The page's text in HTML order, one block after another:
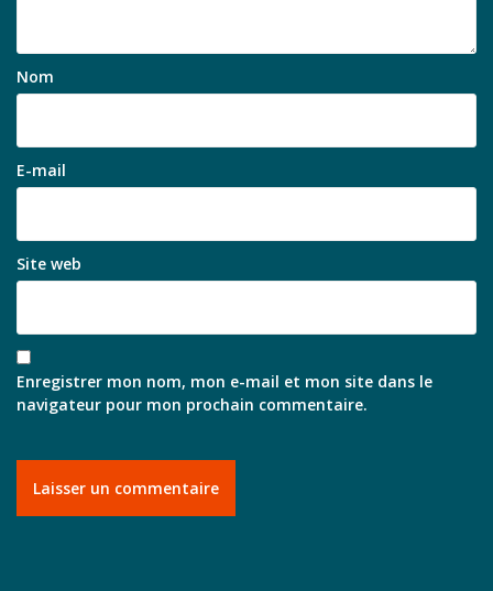
Nom
E-mail
Site web
Enregistrer mon nom, mon e-mail et mon site dans le
navigateur pour mon prochain commentaire.